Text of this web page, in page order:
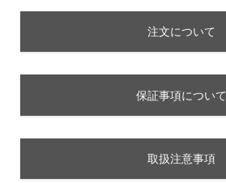
注文について
保証事項について
取扱注意事項